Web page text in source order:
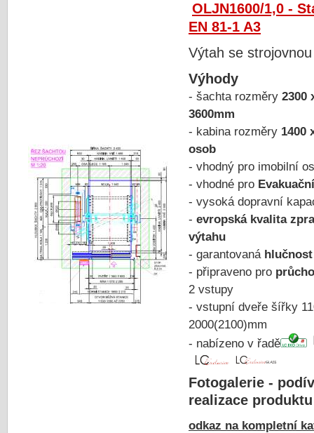
OLJN1600/1,0 -
EN 81-1 A3
Výtah se
Výhody
- šachta rozměry 2300
3600mm
- kabina rozměry 1400
osob
- vhodný pro imobilní
- vhodné pro
- vysoká dopravní
- evropská kvalita
výtahu
- garantovaná
- připraveno pro
2 vstupy
- vstupní dveře šířky
2000(2100)mm
- nabízeno v řadě
Fotogalerie -
realizace produktu
odkaz na kompletní